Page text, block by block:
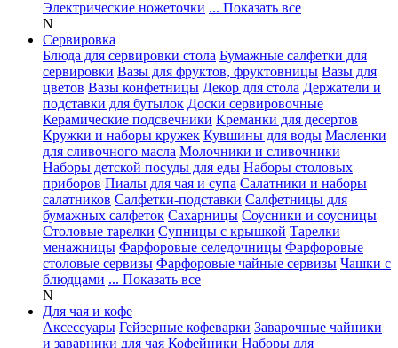
Электрические ножеточки ... Показать все
N
Сервировка
Блюда для сервировки стола Бумажные салфетки для
сервировки Вазы для фруктов, фруктовницы Вазы для
цветов Вазы конфетницы Декор для стола Держатели и
подставки для бутылок Доски сервировочные
Керамические подсвечники Креманки для десертов
Кружки и наборы кружек Кувшины для воды Масленки
для сливочного масла Молочники и сливочники
Наборы детской посуды для еды Наборы столовых
приборов Пиалы для чая и супа Салатники и наборы
салатников Салфетки-подставки Салфетницы для
бумажных салфеток Сахарницы Соусники и соусницы
Столовые тарелки Супницы с крышкой Тарелки
менажницы Фарфоровые селедочницы Фарфоровые
столовые сервизы Фарфоровые чайные сервизы Чашки с
блюдцами ... Показать все
N
Для чая и кофе
Аксессуары Гейзерные кофеварки Заварочные чайники
и заварники для чая Кофейники Наборы для